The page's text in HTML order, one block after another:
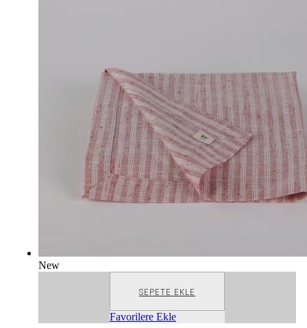
New
SEPETE EKLE
Favorilere Ekle